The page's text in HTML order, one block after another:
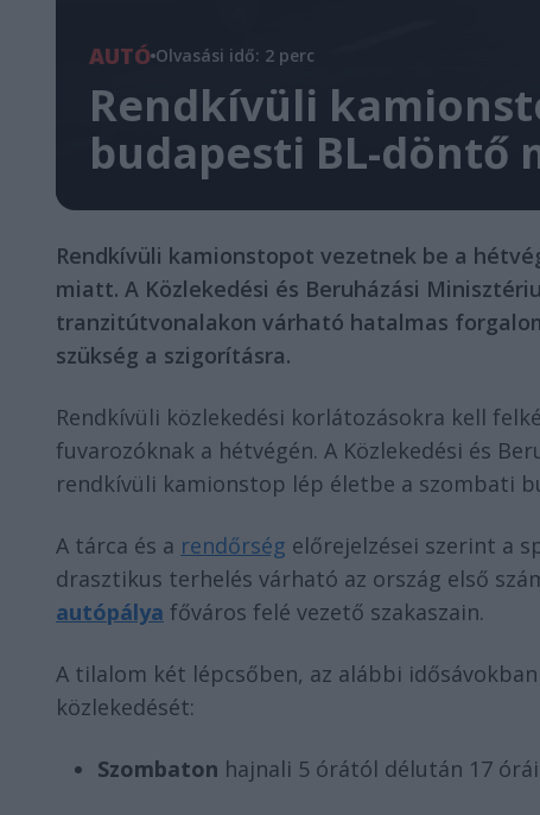
AUTÓ Olvasási idő: 2 perc
Rendkívüli
budapesti BL-döntő
Rendkívüli kamionstopot vezetnek be a
miatt. A Közlekedési és Beruházási
tranzitútvonalakon várható hatalmas
szükség a szigorításra.
Rendkívüli közlekedési korlátozásokra kell
fuvarozóknak a hétvégén. A Közlekedési és
rendkívüli kamionstop lép életbe a szombati
A tárca és a rendőrség előrejelzései szerint a
drasztikus terhelés várható az ország első
autópálya főváros felé vezető szakaszain.
A tilalom két lépcsőben, az alábbi
közlekedését:
Szombaton hajnali 5 órától délután 17